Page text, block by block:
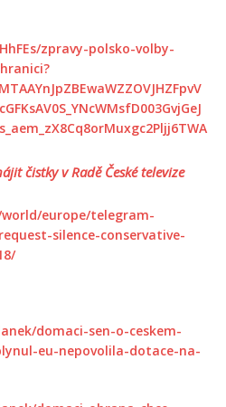
zpravy-polsko-volby-
čistky v Radě České televize
europe/telegram-
silence-conservative-
domaci-sen-o-ceskem-
eu-nepovolila-dotace-na-